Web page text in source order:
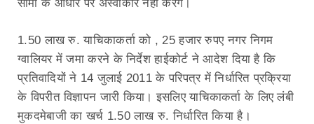
सीमा के आधार पर अस्वीकार नहीं करेंगे।
1.50 लाख रु. याचिकाकर्ता को , 25 हजार रुपए नगर निगम
ग्वालियर में जमा करने के निर्देश हाईकोर्ट ने आदेश दिया है कि
प्रतिवादियों ने 14 जुलाई 2011 के परिपत्र में निर्धारित प्रक्रिया
के विपरीत विज्ञापन जारी किया। इसलिए याचिकाकर्ता के लिए लंबी
मुकदमेबाजी का खर्च 1.50 लाख रु. निर्धारित किया है।